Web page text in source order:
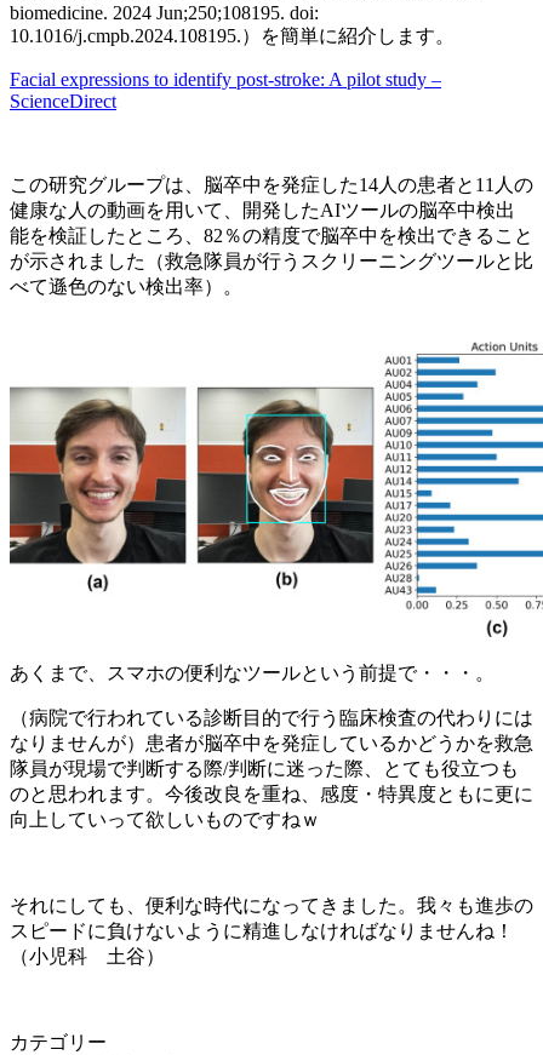
biomedicine. 2024 Jun;250;108195. doi:
10.1016/j.cmpb.2024.108195.）を簡単に紹介します。
Facial expressions to identify post-stroke: A pilot study –
ScienceDirect
この研究グループは、脳卒中を発症した14人の患者と11人の
健康な人の動画を用いて、開発したAIツールの脳卒中検出
能を検証したところ、82％の精度で脳卒中を検出できること
が示されました（救急隊員が行うスクリーニングツールと比
べて遜色のない検出率）。
あくまで、スマホの便利なツールという前提で・・・。
（病院で行われている診断目的で行う臨床検査の代わりには
なりませんが）患者が脳卒中を発症しているかどうかを救急
隊員が現場で判断する際/判断に迷った際、とても役立つも
のと思われます。今後改良を重ね、感度・特異度ともに更に
向上していって欲しいものですねｗ
それにしても、便利な時代になってきました。我々も進歩の
スピードに負けないように精進しなければなりませんね！
（小児科 土谷）
カテゴリー